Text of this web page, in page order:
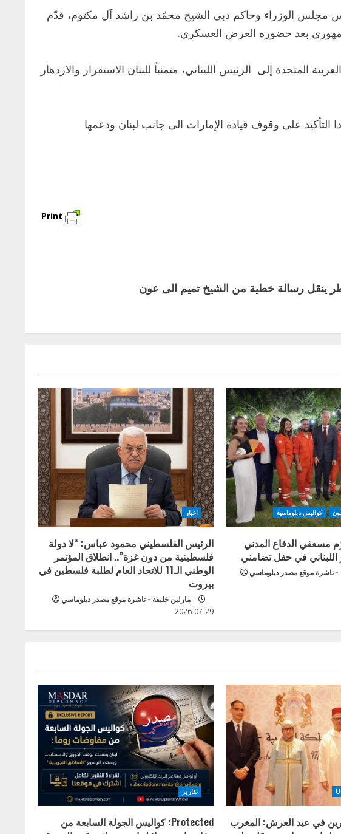
مجلس الوزراء وحاكم دبي الشيخ محمّد بن راشد آل مكتوم، قدّم
بعد حضوره العرض العسكري.
المتحدة إلى الرئيس اللبناني، متمنياً للبنان الاستقرار والازدهار
على وقوف قيادة الإمارات الى جانب لبنان ودعمها
ينقل رسالة خطية من الشيخ تميم الى عون
اخبار
الرئيس الفلسطيني محمود عباس: “لا دولة
فلسطينية من دون غزة”.. انطلاق المؤتمر
الوطني الـ11 للاتحاد العام لطلبة فلسطين في
بيروت
مارلين خليفة - ناشرة موقع مصدر دبلوماسي
2026-07-29
كواليس دبلوماسية
مسعفي الدفاع المدني
اللبناني في حفل تضامني
- ناشرة موقع مصدر دبلوماسي
تقارير
Protected: كواليس الجولة السابعة من
في عيد العرش: المغرب